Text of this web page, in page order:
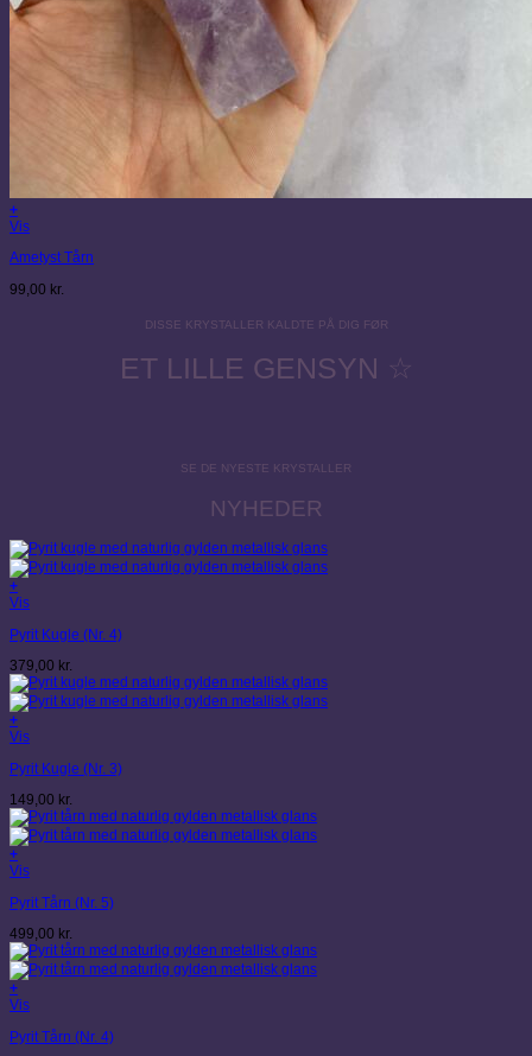
+
Vis
Ametyst Tårn
99,00 kr.
DISSE KRYSTALLER KALDTE PÅ DIG FØR
ET LILLE GENSYN ☆
SE DE NYESTE KRYSTALLER
NYHEDER
+
Vis
Pyrit Kugle (Nr. 4)
379,00 kr.
+
Vis
Pyrit Kugle (Nr. 3)
149,00 kr.
+
Vis
Pyrit Tårn (Nr. 5)
499,00 kr.
+
Vis
Pyrit Tårn (Nr. 4)